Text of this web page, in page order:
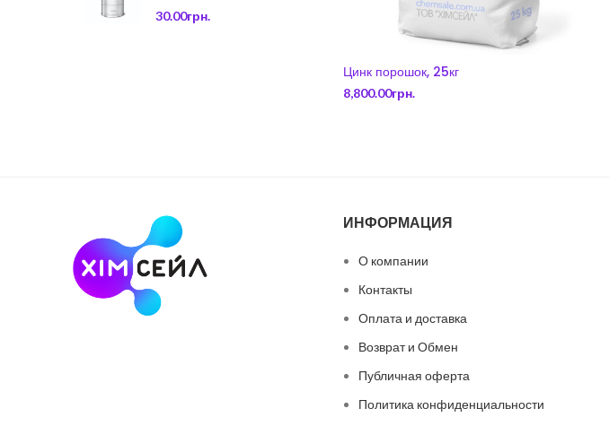
30.00грн.
Цинк порошок, 25кг
8,800.00грн.
ИНФОРМАЦИЯ
О компании
Контакты
Оплата и доставка
Возврат и Обмен
Публичная оферта
Политика конфиденциальности